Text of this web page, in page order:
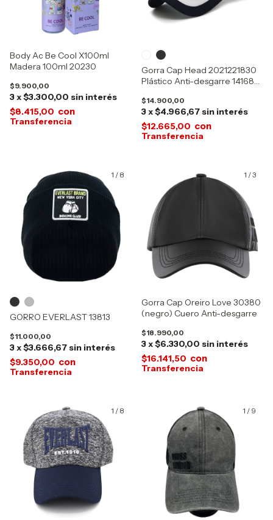
Body Ac Be Cool X100ml
Madera 100ml 20230
$9.900,00
3x$3.300,00 sin interés
$8.415,00 con
Gorra Cap Head 2021221830
Plástico Anti-desgarre 14168-
$14.900,00
3x$4.966,67 sin interés
$12.665,00 con
1 / 8
GORRO EVERLAST 13813
$11.000,00
3x$3.666,67 sin interés
$9.350,00 con
1 /3
Gorra Cap Oreiro Love 30380
(negro) Cuero Anti-desgarre
$18.990,00
3x$6.330,00 sin interés
$16.141,50 con
1 / 8 1 / 9